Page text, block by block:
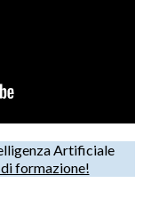
Artificiale
formazione!